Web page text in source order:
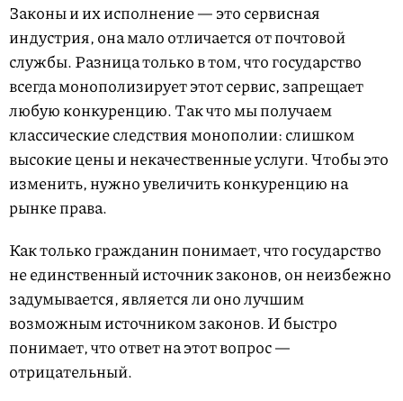
Законы и их исполнение — это сервисная
индустрия, она мало отличается от почтовой
службы. Разница только в том, что государство
всегда монополизирует этот сервис, запрещает
любую конкуренцию. Так что мы получаем
классические следствия монополии: слишком
высокие цены и некачественные услуги. Чтобы это
изменить, нужно увеличить конкуренцию на
рынке права.
Как только гражданин понимает, что государство
не единственный источник законов, он неизбежно
задумывается, является ли оно лучшим
возможным источником законов. И быстро
понимает, что ответ на этот вопрос —
отрицательный.